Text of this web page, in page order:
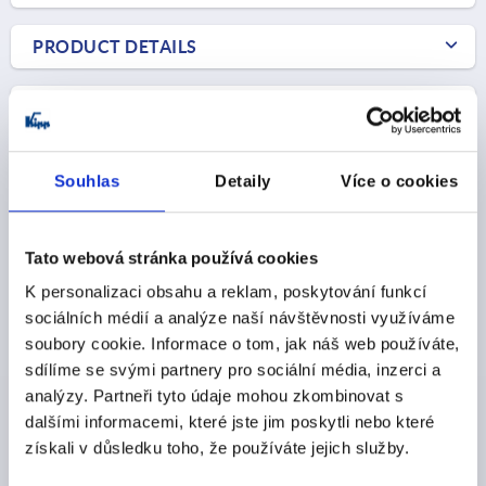
Souhlas Detaily Více o cookies
Tato webová stránka používá cookies
K personalizaci obsahu a reklam, poskytování funkcí
sociálních médií a analýze naší návštěvnosti využíváme
soubory cookie. Informace o tom, jak náš web používáte,
sdílíme se svými partnery pro sociální média, inzerci a
analýzy. Partneři tyto údaje mohou zkombinovat s
dalšími informacemi, které jste jim poskytli nebo které
získali v důsledku toho, že používáte jejich služby.
PRODUCT DETAILS
Discover our product range